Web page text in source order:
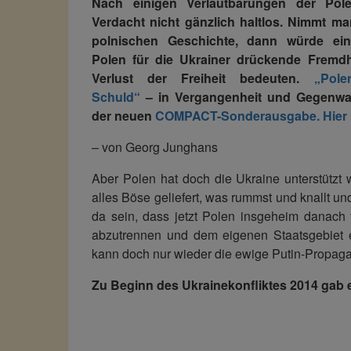
Verdacht nicht gänzlich haltlos. Nimmt
polnischen Geschichte, dann würde
Polen für die Ukrainer drückende
Verlust der Freiheit bedeuten.
Schuld“ – in Vergangenheit und
der neuen COMPACT-Sonderausgabe.
– von Georg Junghans
Aber Polen hat doch die Ukraine unterstützt
alles Böse geliefert, was rummst und knallt
da sein, dass jetzt Polen insgeheim danach
abzutrennen und dem eigenen Staatsgebiet
kann doch nur wieder die ewige Putin-
Zu Beginn des Ukrainekonfliktes 2014 gab